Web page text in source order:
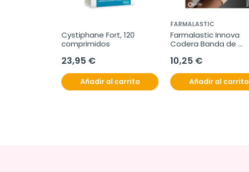
Cystiphane Fort, 120
comprimidos
23,95 €
Añadir al carrito
FARMALASTIC
Farmalastic Innova
Codera Banda de
10,25 €
Añadir al carrito